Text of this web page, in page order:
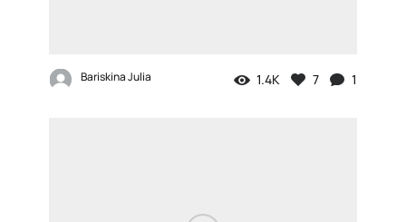
Bariskina Julia 1.4K 7 1